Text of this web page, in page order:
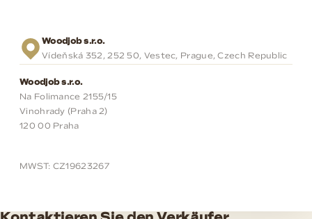
Woodjob s.r.o.
Vídeňská 352, 252 50, Vestec, Prague, Czech Republic
Woodjob s.r.o.
Na Folimance 2155/15
Vinohrady (Praha 2)
120 00 Praha
MWST: CZ19623267